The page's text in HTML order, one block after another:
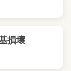
損壞